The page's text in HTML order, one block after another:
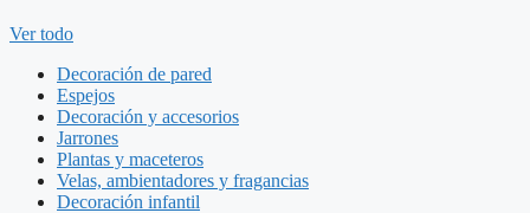
Ver todo
Decoración de pared
Espejos
Decoración y accesorios
Jarrones
Plantas y maceteros
Velas, ambientadores y fragancias
Decoración infantil